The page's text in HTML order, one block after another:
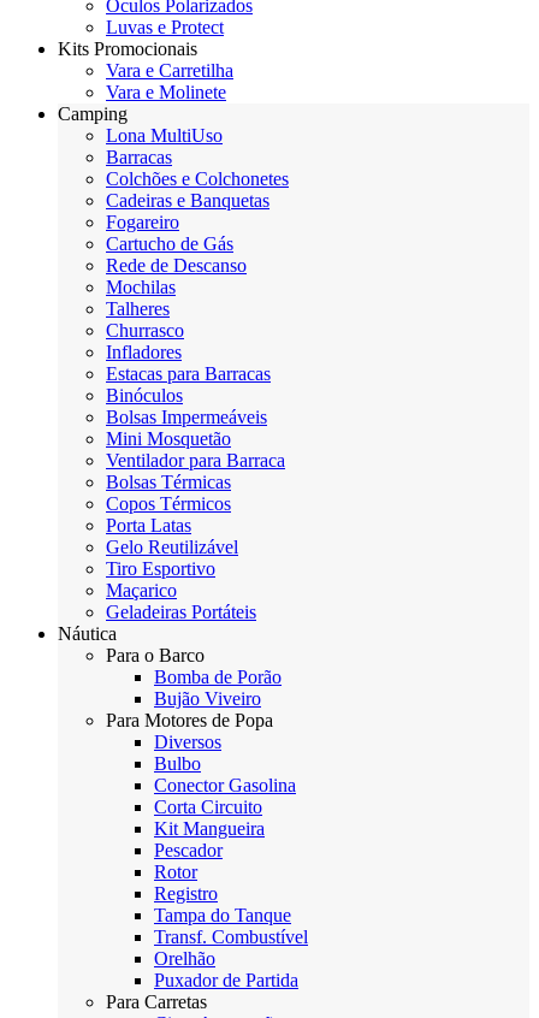
Óculos Polarizados
Luvas e Protect
Kits Promocionais
Vara e Carretilha
Vara e Molinete
Camping
Lona MultiUso
Barracas
Colchões e Colchonetes
Cadeiras e Banquetas
Fogareiro
Cartucho de Gás
Rede de Descanso
Mochilas
Talheres
Churrasco
Infladores
Estacas para Barracas
Binóculos
Bolsas Impermeáveis
Mini Mosquetão
Ventilador para Barraca
Bolsas Térmicas
Copos Térmicos
Porta Latas
Gelo Reutilizável
Tiro Esportivo
Maçarico
Geladeiras Portáteis
Náutica
Para o Barco
Bomba de Porão
Bujão Viveiro
Para Motores de Popa
Diversos
Bulbo
Conector Gasolina
Corta Circuito
Kit Mangueira
Pescador
Rotor
Registro
Tampa do Tanque
Transf. Combustível
Orelhão
Puxador de Partida
Para Carretas